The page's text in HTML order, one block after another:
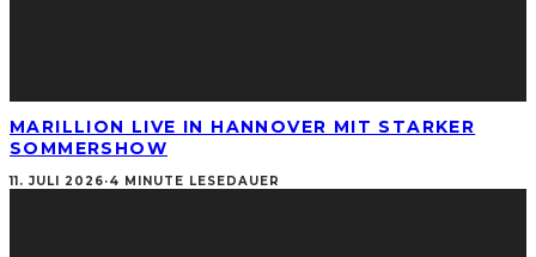
MARILLION LIVE IN HANNOVER MIT STARKER
SOMMERSHOW
11. JULI 2026·4 MINUTE LESEDAUER